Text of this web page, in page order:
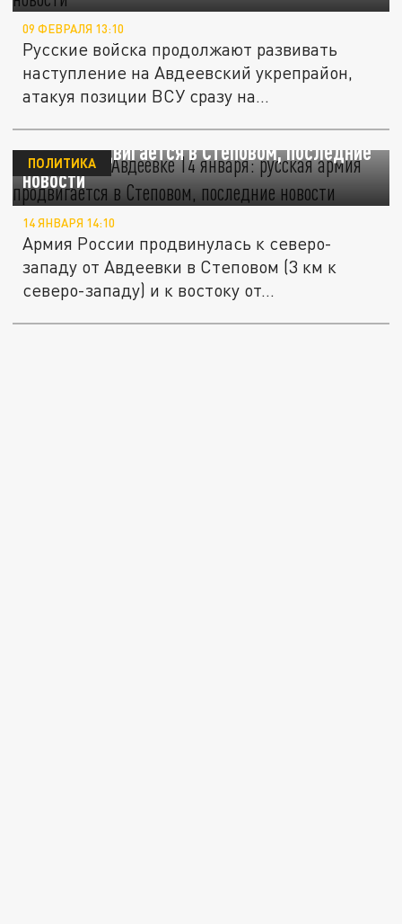
09 ФЕВРАЛЯ 13:10
Русские войска продолжают развивать
наступление на Авдеевский укрепрайон,
атакуя позиции ВСУ сразу на...
Ситуация в Авдеевке 14 января: русская
армия продвигается в Степовом, последние
новости
ПОЛИТИКА
14 ЯНВАРЯ 14:10
Армия России продвинулась к северо-
западу от Авдеевки в Степовом (3 км к
северо-западу) и к востоку от...